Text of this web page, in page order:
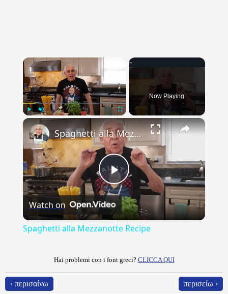
Unmute
Now Playing
×
Play
Video
Spaghetti alla Mezzanotte Recipe
Watch on
Spaghetti alla Mezzanotte Recipe
Hai problemi con i font greci? CLICCA QUI
‹ περισαίνω περισείω ›